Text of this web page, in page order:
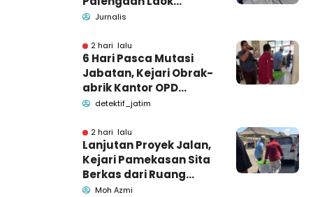
Pamekasan Meninggal
Jurnalis
2 hari lalu
6 Hari Pasca Mutasi
Jabatan, Kejari Obrak-
abrik Kantor OPD
Pemkab Pamekasan
detektif_jatim
2 hari lalu
Lanjutan Proyek Jalan,
Kejari Pamekasan Sita
Berkas dari Ruang
Pemkab Pamekasan
Moh Azmi